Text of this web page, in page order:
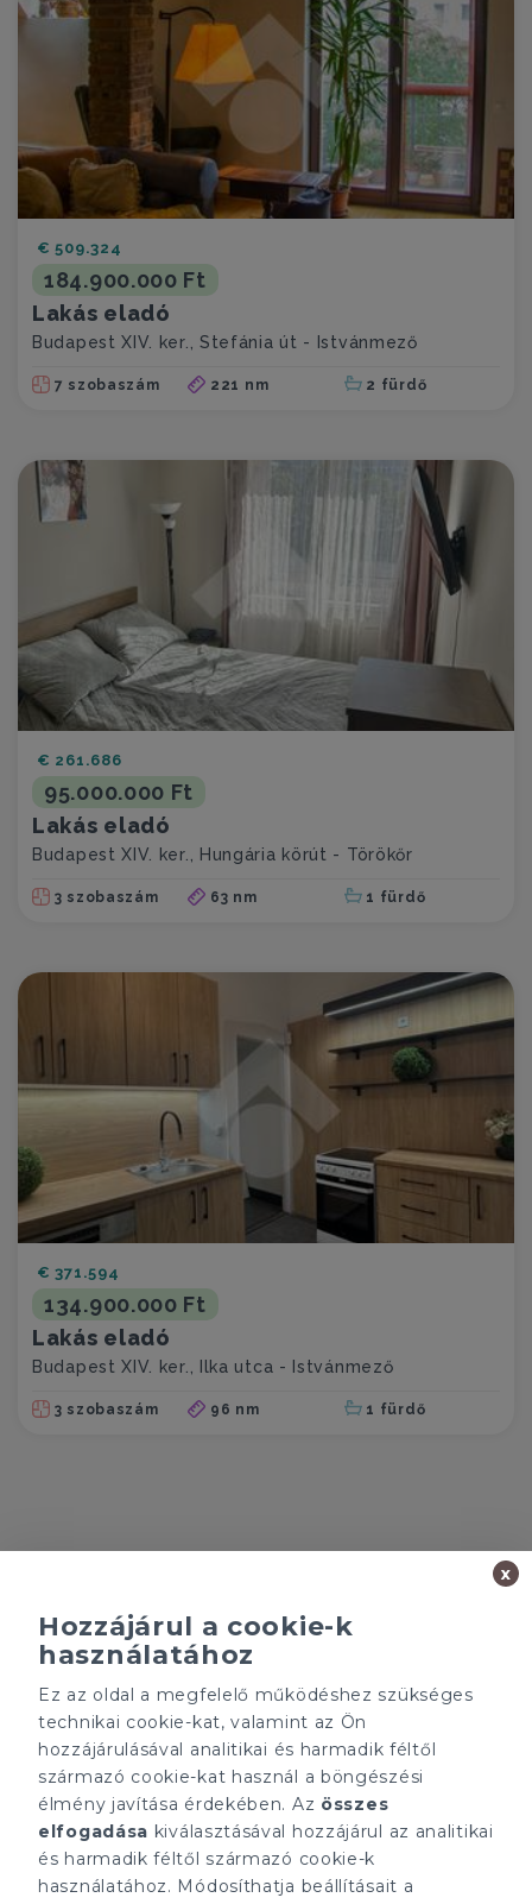
184.900.000 Ft
€ 509.324
Lakás eladó
Budapest XIV. ker., Stefánia út - Istvánmező
7 szobaszám 221 nm 2 fürdő
95.000.000 Ft
€ 261.686
Lakás eladó
Budapest XIV. ker., Hungária körút - Törökőr
3 szobaszám 63 nm 1 fürdő
134.900.000 Ft
€ 371.594
Lakás eladó
Budapest XIV. ker., Ilka utca - Istvánmező
3 szobaszám 96 nm 1 fürdő
Minden ügynökségnek saját tulajdonosa van és önállóan
ÁRFOLYAM 06/08/2026
EUR 363.03 HUF
CÉGÜNK
Gruppo T.F.M. Szolgáltató
Zrt.
Rólunk
A Tecnocasa csoport
ELÉRHETŐSÉGEINK
tecnocasa.hu
Gruppo T.F.M. Szolgáltató
Zrt.
Hozzájárul a cookie-k
használatához
Ez az oldal a megfelelő működéshez szükséges
technikai cookie-kat, valamint az Ön
hozzájárulásával analitikai és harmadik féltől
származó cookie-kat használ a böngészési
élmény javítása érdekében. Az összes
elfogadása kiválasztásával hozzájárul az analitikai
és harmadik féltől származó cookie-k
használatához. Módosíthatja beállításait a
x